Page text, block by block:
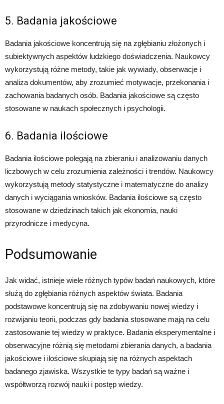
5. Badania jakościowe
Badania jakościowe koncentrują się na zgłębianiu złożonych i
subiektywnych aspektów ludzkiego doświadczenia. Naukowcy
wykorzystują różne metody, takie jak wywiady, obserwacje i
analiza dokumentów, aby zrozumieć motywacje, przekonania i
zachowania badanych osób. Badania jakościowe są często
stosowane w naukach społecznych i psychologii.
6. Badania ilościowe
Badania ilościowe polegają na zbieraniu i analizowaniu danych
liczbowych w celu zrozumienia zależności i trendów. Naukowcy
wykorzystują metody statystyczne i matematyczne do analizy
danych i wyciągania wniosków. Badania ilościowe są często
stosowane w dziedzinach takich jak ekonomia, nauki
przyrodnicze i medycyna.
Podsumowanie
Jak widać, istnieje wiele różnych typów badań naukowych, które
służą do zgłębiania różnych aspektów świata. Badania
podstawowe koncentrują się na zdobywaniu nowej wiedzy i
rozwijaniu teorii, podczas gdy badania stosowane mają na celu
zastosowanie tej wiedzy w praktyce. Badania eksperymentalne i
obserwacyjne różnią się metodami zbierania danych, a badania
jakościowe i ilościowe skupiają się na różnych aspektach
badanego zjawiska. Wszystkie te typy badań są ważne i
współtworzą rozwój nauki i postęp wiedzy.